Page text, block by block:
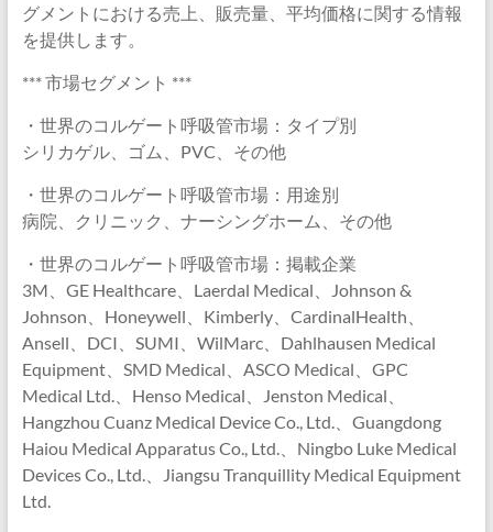
グメントにおける売上、販売量、平均価格に関する情報
を提供します。
*** 市場セグメント ***
・世界のコルゲート呼吸管市場：タイプ別
シリカゲル、ゴム、PVC、その他
・世界のコルゲート呼吸管市場：用途別
病院、クリニック、ナーシングホーム、その他
・世界のコルゲート呼吸管市場：掲載企業
3M、GE Healthcare、Laerdal Medical、Johnson &
Johnson、Honeywell、Kimberly、CardinalHealth、
Ansell、DCI、SUMI、WilMarc、Dahlhausen Medical
Equipment、SMD Medical、ASCO Medical、GPC
Medical Ltd.、Henso Medical、Jenston Medical、
Hangzhou Cuanz Medical Device Co., Ltd.、Guangdong
Haiou Medical Apparatus Co., Ltd.、Ningbo Luke Medical
Devices Co., Ltd.、Jiangsu Tranquillity Medical Equipment
Ltd.